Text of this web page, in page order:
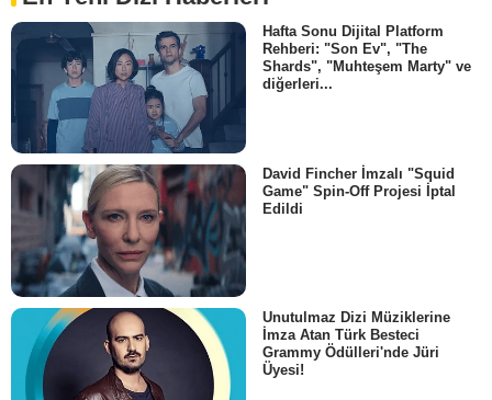
Hafta Sonu Dijital Platform
Rehberi: "Son Ev", "The
Shards", "Muhteşem Marty" ve
diğerleri...
David Fincher İmzalı "Squid
Game" Spin-Off Projesi İptal
Edildi
Unutulmaz Dizi Müziklerine
İmza Atan Türk Besteci
Grammy Ödülleri'nde Jüri
Üyesi!